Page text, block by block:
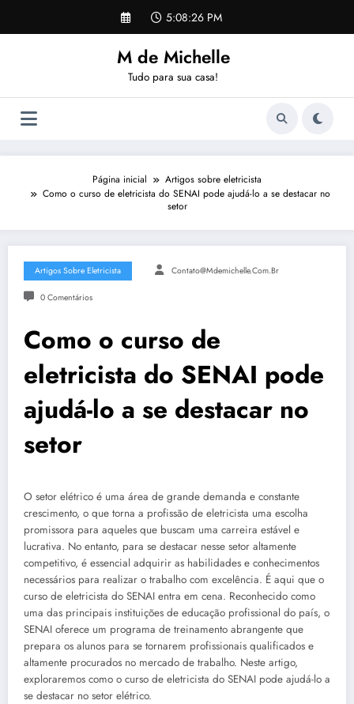
o
5:08:27 PM
M de Michelle
Tudo para sua casa!
Página inicial
Artigos sobre eletricista
Como o curso de eletricista do SENAI pode ajudá-lo a se destacar no
setor
Artigos Sobre Eletricista Contato@mdemichelle.com.br
0 Comentários
Como o curso de
eletricista do SENAI pode
ajudá-lo a se destacar no
setor
O setor elétrico é uma área de grande demanda e constante
crescimento, o que torna a profissão de eletricista uma escolha
promissora para aqueles que buscam uma carreira estável e
lucrativa. No entanto, para se destacar nesse setor altamente
competitivo, é essencial adquirir as habilidades e conhecimentos
necessários para realizar o trabalho com excelência. É aqui que o
curso de eletricista do SENAI entra em cena. Reconhecido como
uma das principais instituições de educação profissional do país, o
SENAI oferece um programa de treinamento abrangente que
prepara os alunos para se tornarem profissionais qualificados e
altamente procurados no mercado de trabalho. Neste artigo,
exploraremos como o curso de eletricista do SENAI pode ajudá-lo a
se destacar no setor elétrico.